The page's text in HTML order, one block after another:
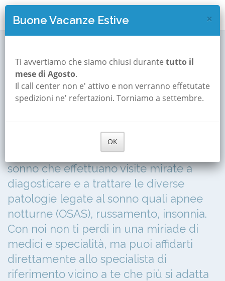
Visita medica
specialistica disturbi del
Sonnocheck seleziona in ogni provincia
dei medici specializzati nei disturbi del
sonno che effettuano visite mirate a
diagosticare e a trattare le diverse
patologie legate al sonno quali apnee
notturne (OSAS), russamento, insonnia.
Con noi non ti perdi in una miriade di
medici e specialità, ma puoi affidarti
direttamente allo specialista di
riferimento vicino a te che più si adatta
×
Buone Vacanze Estive
Ti avvertiamo che siamo chiusi durante tutto il
mese di Agosto.
Il call center non e' attivo e non verranno effetutate
spedizioni ne' refertazioni. Torniamo a settembre.
OK